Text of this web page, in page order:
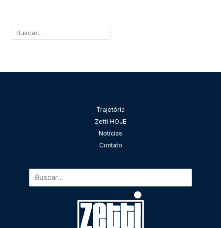
Trajetória
Zetti HOJE
Notícias
Contato
Pesquisar